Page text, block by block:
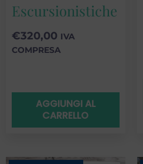
Escursionistiche
€320,00 IVA
COMPRESA
AGGIUNGI AL
CARRELLO